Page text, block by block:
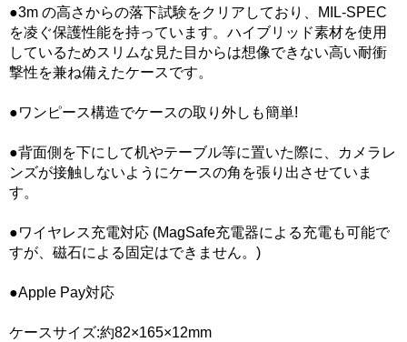
●3m の高さからの落下試験をクリアしており、MIL-SPEC
を凌ぐ保護性能を持っています。ハイブリッド素材を使用
しているためスリムな見た目からは想像できない高い耐衝
撃性を兼ね備えたケースです。
●ワンピース構造でケースの取り外しも簡単!
●背面側を下にして机やテーブル等に置いた際に、カメラレ
ンズが接触しないようにケースの角を張り出させていま
す。
●ワイヤレス充電対応 (MagSafe充電器による充電も可能で
すが、磁石による固定はできません。)
●Apple Pay対応
ケースサイズ:約82×165×12mm